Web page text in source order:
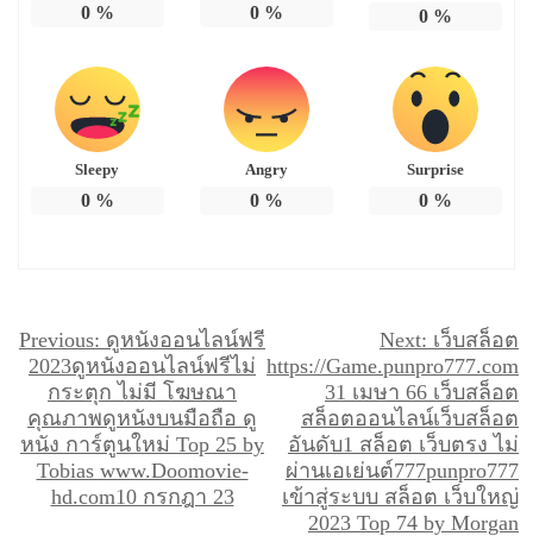
0% 0% 0%
Sleepy
0%
Angry
0%
Surprise
0%
แ
น
ะ
แ
Previous: ดูหนังออนไลน์ฟรี
2023ดูหนังออนไลน์ฟรีไม่
กระตุก ไม่มี โฆษณา
คุณภาพดูหนังบนมือถือ ดู
หนัง การ์ตูนใหม่ Top 25 by
Tobias www.Doomovie-
hd.com10 กรกฎา 23
Next: เว็บสล็อต
https://Game.punpro777.com
31 เมษา 66 เว็บสล็อต
สล็อตออนไลน์เว็บสล็อต
อันดับ1 สล็อต เว็บตรง ไม่
ผ่านเอเย่นต์777punpro777
เข้าสู่ระบบ สล็อต เว็บใหญ่
2023 Top 74 by Morgan